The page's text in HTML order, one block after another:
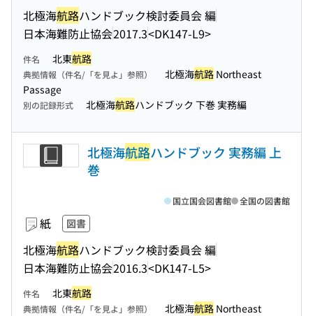
北極海航路ハンドブック検討委員会 編
日本海難防止協会2017.3<DK147-L9>
件名 北東航路
典拠情報（件名/「を見よ」参照） 北極海航路 Northeast
Passage
別の記録形式 北極海航路ハンドブック 下巻 実務編
北極海航路ハンドブック 実務編 上
巻
紙 図書
北極海航路ハンドブック検討委員会 編
日本海難防止協会2016.3<DK147-L5>
国立国会図書館 全国の図書館
件名 北東航路
典拠情報（件名/「を見よ」参照） 北極海航路 Northeast